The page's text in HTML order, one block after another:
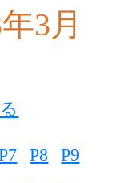
3月
P8
P9